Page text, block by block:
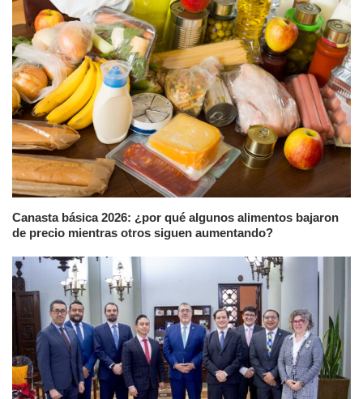
Canasta básica 2026: ¿por qué algunos alimentos bajaron
de precio mientras otros siguen aumentando?